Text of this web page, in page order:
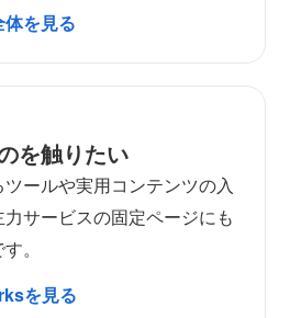
を見る
を触りたい
ールや実用コンテンツの入
サービスの固定ページにも
。
を見る